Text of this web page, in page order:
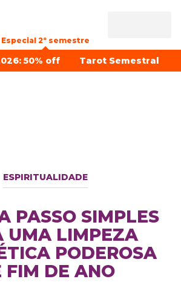
Especial 2º semestre
50% off Tarot Semestral
ESPIRITUALIDADE
PASSO SIMPLES
UMA LIMPEZA
PODEROSA
FIM DE ANO